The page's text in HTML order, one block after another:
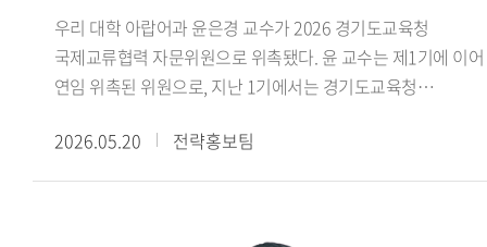
우리 대학 아랍어과 윤은경 교수가 2026 경기도교육청
국제교류협력 자문위원으로 위촉됐다. 윤 교수는 제1기에 이어
연임 위촉된 위원으로, 지난 1기에서는 경기도교육청
국제교류협력센터 기반 마련 등에 대한 자문 위원 활동을
2026.05.20 전략홍보팀